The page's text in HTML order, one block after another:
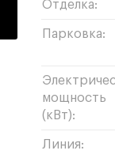
Отделка:
Парковка:
мощность
(кВт):
Линия: